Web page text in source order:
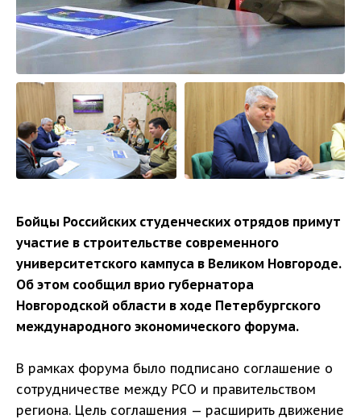
Бойцы Российских студенческих отрядов примут
участие в строительстве современного
университетского кампуса в Великом Новгороде.
Об этом сообщил врио губернатора
Новгородской области в ходе Петербургского
международного экономического форума.
В рамках форума было подписано соглашение о
сотрудничестве между РСО и правительством
региона. Цель соглашения — расширить движение